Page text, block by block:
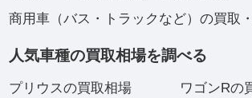
商用車（バス・トラックなど）の買取
人気車種の買取相場を調べる
プリウスの買取相場
ワゴンRの